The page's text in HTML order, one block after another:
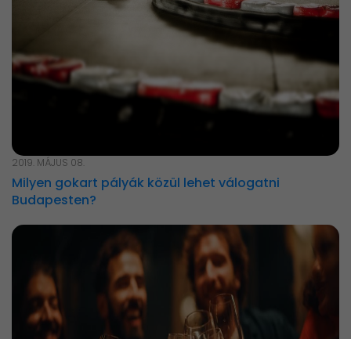
2019. MÁJUS 08.
Milyen gokart pályák közül lehet válogatni
Budapesten?